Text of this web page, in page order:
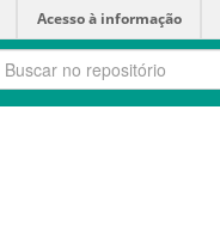
Acesso à informação